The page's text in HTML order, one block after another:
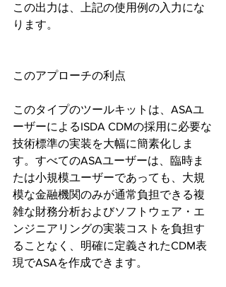
この出力は、上記の使用例の入力にな
ります。
このアプローチの利点
このタイプのツールキットは、ASAユ
ーザーによるISDA CDMの採用に必要な
技術標準の実装を大幅に簡素化しま
す。すべてのASAユーザーは、臨時ま
たは小規模ユーザーであっても、大規
模な金融機関のみが通常負担できる複
雑な財務分析およびソフトウェア・エ
ンジニアリングの実装コストを負担す
ることなく、明確に定義されたCDM表
現でASAを作成できます。